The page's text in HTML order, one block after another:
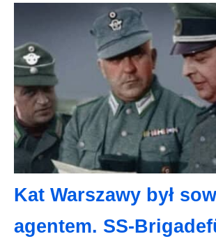
Kat Warszawy był
agentem. SS-